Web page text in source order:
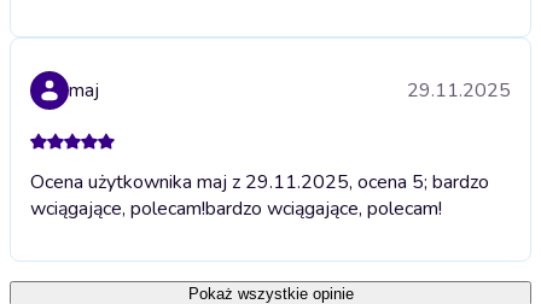
maj 29.11.2025
Ocena użytkownika maj z 29.11.2025, ocena 5; bardzo
wciągające, polecam!bardzo wciągające, polecam!
Pokaż wszystkie opinie